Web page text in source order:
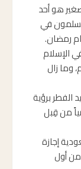
هو أحد
في
رمضان.
الإسلام
وما زال
الفطر برؤية
من قِبل
إجازة
من أول